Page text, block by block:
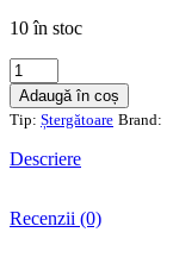
10 în stoc
Cantitate
Lamela
stergator
flat
silicon
premium
cu
Adaugă în coș
Tip: Ștergătoare Brand:
Descriere
Recenzii (0)